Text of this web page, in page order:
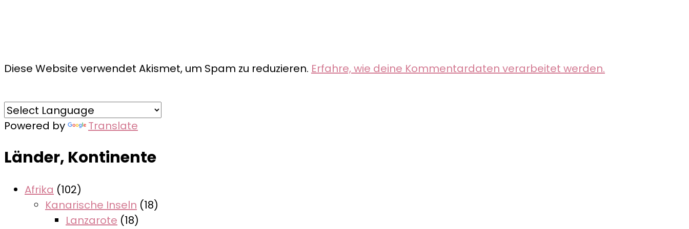
Diese Website verwendet Akismet, um Spam zu reduzieren. Erfahre, wie deine Kommentardaten verarbeitet werden.
Powered by Translate
Länder, Kontinente
Afrika (102)
Kanarische Inseln (18)
Lanzarote (18)